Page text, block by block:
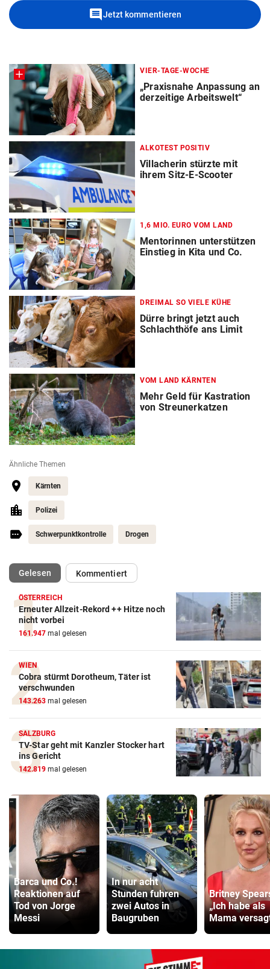
commentJetzt kommentieren
VIER-TAGE-WOCHE
„Praxisnahe Anpassung an
derzeitige Arbeitswelt“
ALKOTEST POSITIV
Villacherin stürzte mit
ihrem Sitz-E-Scooter
1,6 MIO. EURO VOM LAND
Mentorinnen unterstützen
Einstieg in Kita und Co.
DREIMAL SO VIELE KÜHE
Dürre bringt jetzt auch
Schlachthöfe ans Limit
VOM LAND KÄRNTEN
Mehr Geld für Kastration
von Streunerkatzen
Ähnliche Themen
Kärnten
Polizei
Schwerpunktkontrolle Drogen
Gelesen(ausgewählt)Kommentiert
ÖSTERREICH
Erneuter Allzeit-Rekord ++ Hitze noch
nicht vorbei
161.947 mal gelesen
WIEN
Cobra stürmt Dorotheum, Täter ist
verschwunden
143.263 mal gelesen
SALZBURG
TV-Star geht mit Kanzler Stocker hart
ins Gericht
142.819 mal gelesen
Barca und Co.!
Reaktionen auf
Tod von Jorge
Messi
In nur acht
Stunden fuhren
zwei Autos in
Baugruben
Britney
„Ich habe als
Mama